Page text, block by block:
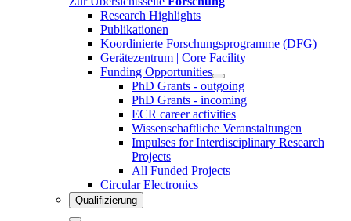
Research Highlights
Publikationen
Koordinierte Forschungsprogramme (DFG)
Gerätezentrum | Core Facility
Funding Opportunities
PhD Grants - outgoing
PhD Grants - incoming
ECR career activities
Wissenschaftliche Veranstaltungen
Impulses for Interdisciplinary Research
Projects
All Funded Projects
Circular Electronics
Qualifizierung